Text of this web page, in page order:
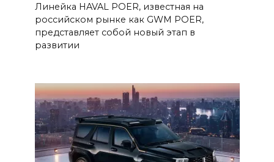
Линейка HAVAL POER, известная на
российском рынке как GWM POER,
представляет собой новый этап в
развитии